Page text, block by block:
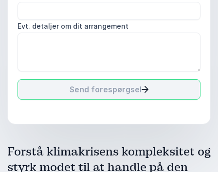
Evt. detaljer om dit arrangement
Send forespørgsel
Forstå klimakrisens kompleksitet og
styrk modet til at handle på den